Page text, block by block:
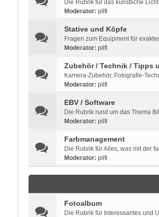
Die Rubrik für das künstliche
Moderator: pilfi
Stative und Köpfe
Fragen zum Equipment für
Moderator: pilfi
Zubehör / Technik / Tipps
Kamera-Zubehör, Fotografie-
Moderator: pilfi
EBV / Software
Die Rubrik rund um das Thema
Moderator: pilfi
Farbmanagement
Die Rubrik für Alles, was mit der
Moderator: pilfi
Fotoalbum
Die Rubrik für Interessantes und